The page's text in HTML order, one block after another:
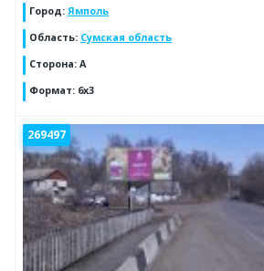
Город: Ямполь
Область: Сумская область
Сторона: А
Формат: 6х3
269497